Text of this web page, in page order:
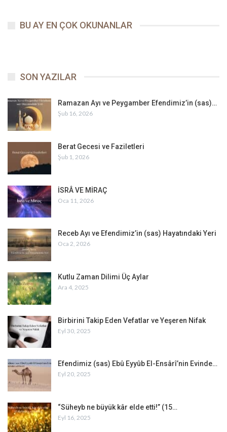
BU AY EN ÇOK OKUNANLAR
SON YAZILAR
Ramazan Ayı ve Peygamber Efendimiz’in (sas)…
Şub 16, 2026
Berat Gecesi ve Faziletleri
Şub 1, 2026
İSRÂ VE MİRAÇ
Oca 11, 2026
Receb Ayı ve Efendimiz’in (sas) Hayatındaki Yeri
Oca 2, 2026
Kutlu Zaman Dilimi Üç Aylar
Ara 4, 2025
Birbirini Takip Eden Vefatlar ve Yeşeren Nifak
Eyl 30, 2025
Efendimiz (sas) Ebû Eyyûb El-Ensârî’nin Evinde…
Eyl 20, 2025
“Süheyb ne büyük kâr elde etti!” (15…
Eyl 16, 2025